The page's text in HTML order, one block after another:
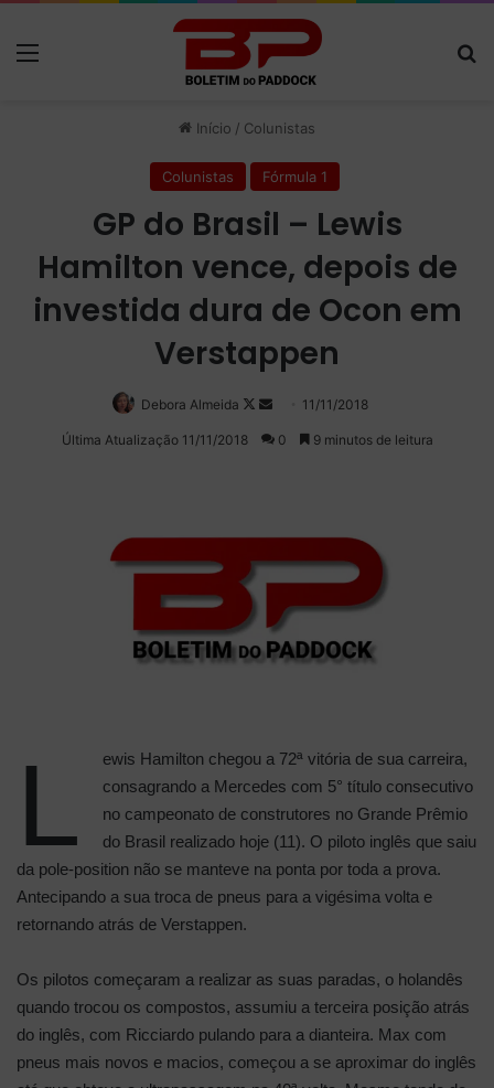
Início / Colunistas
Colunistas Fórmula 1
GP do Brasil – Lewis
Hamilton vence, depois de
investida dura de Ocon em
Verstappen
Debora Almeida
Follow
on
Mande
um
11/11/2018
Última Atualização 11/11/2018 0 9 minutos de leitura
L
ewis Hamilton chegou a 72ª vitória de sua carreira,
consagrando a Mercedes com 5° título consecutivo
no campeonato de construtores no Grande Prêmio
do Brasil realizado hoje (11). O piloto inglês que saiu
da pole-position não se manteve na ponta por toda a prova.
Antecipando a sua troca de pneus para a vigésima volta e
retornando atrás de Verstappen.
Os pilotos começaram a realizar as suas paradas, o holandês
quando trocou os compostos, assumiu a terceira posição atrás
do inglês, com Ricciardo pulando para a dianteira. Max com
pneus mais novos e macios, começou a se aproximar do inglês